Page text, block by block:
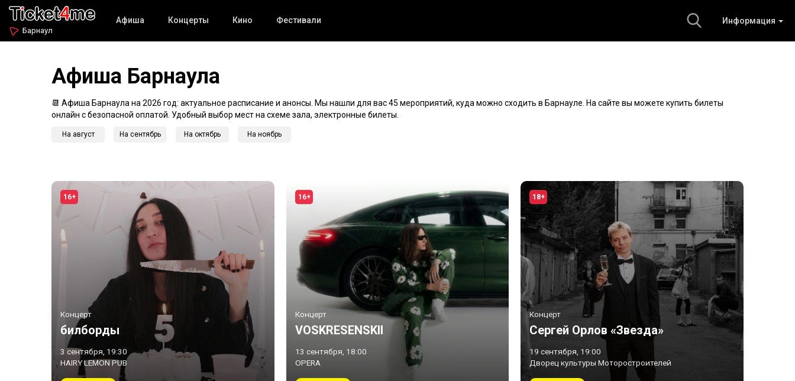
Барнаул
Информация
Афиша Концерты Кино Фестивали
Афиша Барнаула
📆 Афиша Барнаула на 2026 год: актуальное расписание и анонсы. Мы нашли для вас 45 мероприятий, куда можно сходить в Барнауле. На сайте вы можете купить билеты
онлайн с безопасной оплатой. Удобный выбор мест на схеме зала, электронные билеты.
На август На сентябрь На октябрь На ноябрь
16+
Концерт
билборды
3 сентября, 19:30
HAIRY LEMON PUB
16+
Концерт
VOSKRESENSKII
13 сентября, 18:00
OPERA
18+
Концерт
Сергей Орлов «Звезда»
19 сентября, 19:00
Дворец культуры Моторостроителей